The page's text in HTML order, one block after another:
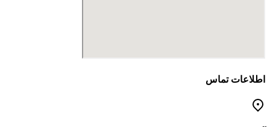
اطلاعات تماس